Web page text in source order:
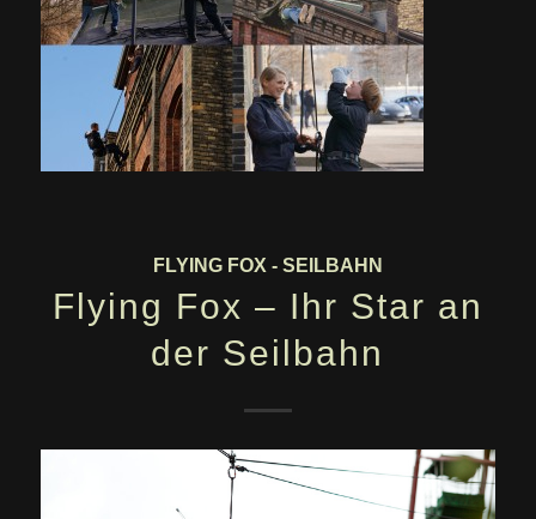
FLYING FOX - SEILBAHN
Flying Fox – Ihr Star an
der Seilbahn